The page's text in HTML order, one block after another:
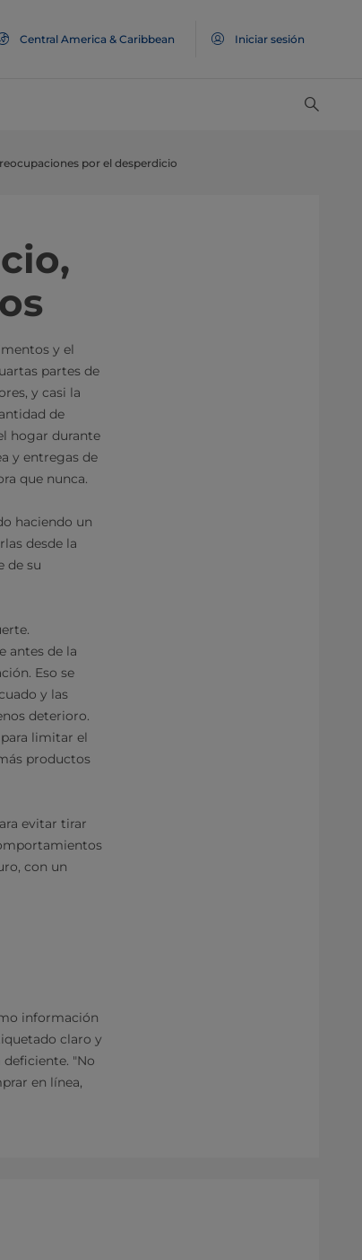
Central America & Caribbean Iniciar sesión
por el desperdicio
y el
partes de
y casi la
de
hogar durante
y entregas de
que nunca.
haciendo un
desde la
de su
antes de la
Eso se
y las
deterioro.
limitar el
productos
evitar tirar
con un
información
claro y
"No
en línea,